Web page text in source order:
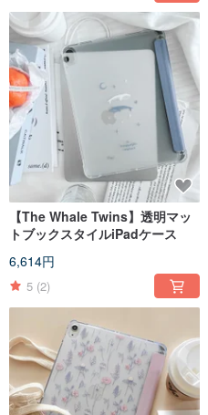
【The Whale Twins】透明マッ
トブックスタイルiPadケース
6,614円
5 (2)